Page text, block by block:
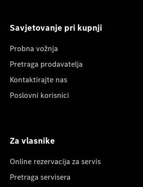
Savjetovanje pri kupnji
Probna vožnja
Pretraga prodavatelja
Kontaktirajte nas
Poslovni korisnici
Za vlasnike
Online rezervacija za servis
Pretraga servisera